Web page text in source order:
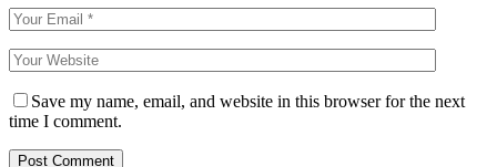
Save my name, email, and website in this browser for the next
time I comment.